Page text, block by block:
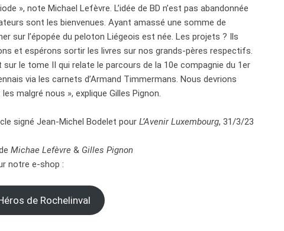
», note Michael Lefèvre. L’idée de BD n’est pas abandonnée
sont les bienvenues. Ayant amassé une somme de
sur l’épopée du peloton Liégeois est née. Les projets ? Ils
et espérons sortir les livres sur nos grands-pères respectifs.
le tome II qui relate le parcours de la 10e compagnie du 1er
via les carnets d’Armand Timmermans. Nous devrions
malgré nous », explique Gilles Pignon.
signé Jean-Michel Bodelet pour L’Avenir Luxembourg, 31/3/23
Michae Lefèvre & Gilles Pignon
notre e-shop :
de Rochelinval